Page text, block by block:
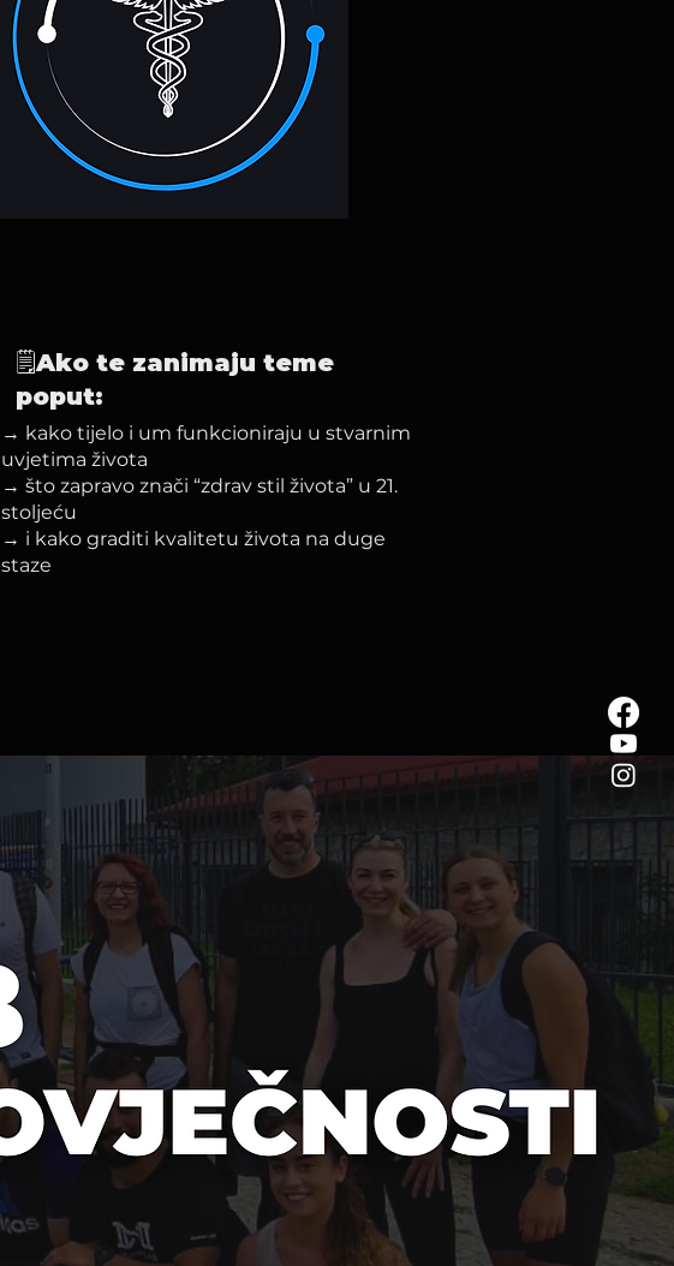
🗒️Ako te zanimaju teme
poput:
→ kako tijelo i um funkcioniraju u stvarnim
uvjetima života
→ što zapravo znači “zdrav stil života” u 21.
stoljeću
→ i kako graditi kvalitetu života na duge
staze